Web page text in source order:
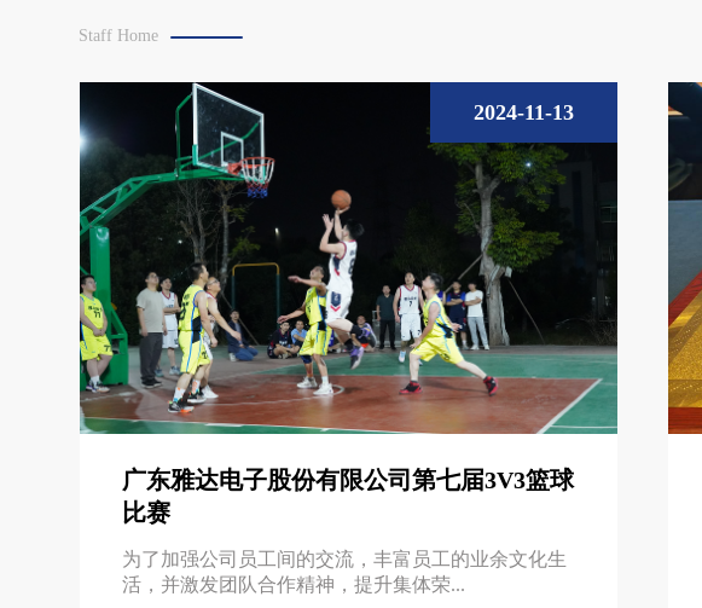
Staff Home
2024-11-13
广东雅达电子股份有限公司第七届3V3篮球
比赛
为了加强公司员工间的交流，丰富员工的业余文化生
活，并激发团队合作精神，提升集体荣...